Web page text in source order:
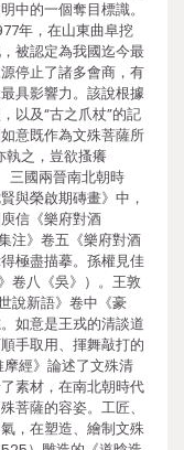
中的一個奪目標識。
年，在山東曲阜挖
被認定為我國迄今最
停止了諸多會商，有
具影響力。該說根據
以及“古之爪杖”的記
意既作為文殊菩薩所
執之，豈欲搔癢
三國兩晉南北朝時
與榮啟期磚畫》中，
信《樂府對酒
注》卷五《樂府對酒
極盡描摹。孫權見佳
卷八《吳》）。王敦
說新語》卷中《豪
如意是王戎的清談道
手取用、揮舞敲打的
經》論述了文殊清
素材，在南北朝時代
菩薩的容姿。工匠、
，在塑造、繪制文殊